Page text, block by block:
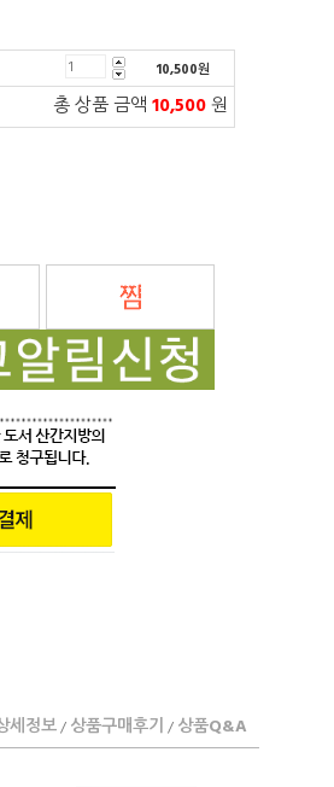
10,500원
총 상품 금액 10,500원
세정보/ 상품구매후기 / 상품Q&A